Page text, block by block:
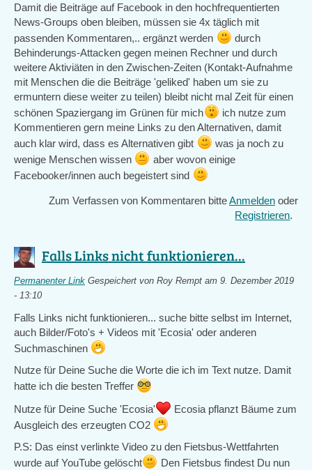
external)
Damit die Beiträge auf Facebook in den hochfrequentierten
News-Groups oben bleiben, müssen sie 4x täglich mit
passenden Kommentaren,.. ergänzt werden
durch
Behinderungs-Attacken gegen meinen Rechner und durch
weitere Aktiviäten in den Zwischen-Zeiten (Kontakt-Aufnahme
mit Menschen die die Beiträge 'geliked' haben um sie zu
ermuntern diese weiter zu teilen) bleibt nicht mal Zeit für einen
schönen Spaziergang im Grünen für mich
ich nutze zum
Kommentieren gern meine Links zu den Alternativen, damit
auch klar wird, dass es Alternativen gibt
was ja noch zu
wenige Menschen wissen
aber wovon einige
Facebooker/innen auch begeistert sind
Zum Verfassen von Kommentaren bitteAnmelden oder
Registrieren.
Falls Links nicht funktionieren...
Permanenter Link Gespeichert von Roy Rempt am 9. Dezember 2019
- 13:10
Falls Links nicht funktionieren... suche bitte selbst im Internet,
auch Bilder/Foto's + Videos mit 'Ecosia' oder anderen
Suchmaschinen
Nutze für Deine Suche die Worte die ich im Text nutze. Damit
hatte ich die besten Treffer
Nutze für Deine Suche 'Ecosia'
Ecosia pflanzt Bäume zum
Ausgleich des erzeugten CO2
P.S: Das einst verlinkte Video zu den Fietsbus-Wettfahrten
wurde auf YouTube gelöscht
Den Fietsbus findest Du nun